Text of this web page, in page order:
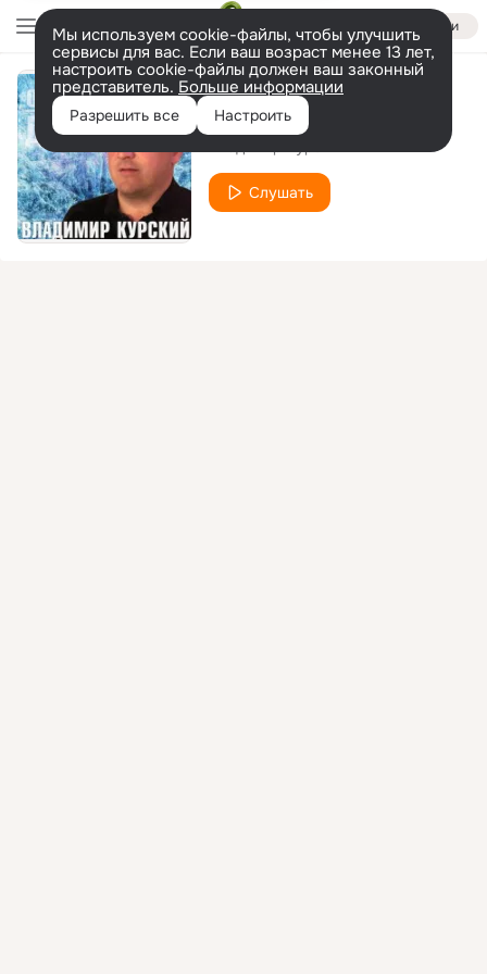
Войти
Мы используем cookie-файлы, чтобы улучшить
сервисы для вас. Если ваш возраст менее 13 лет,
настроить cookie-файлы должен ваш законный
представитель. Больше информации
Разрешить все Настроить
Облака над зоной
Слушать